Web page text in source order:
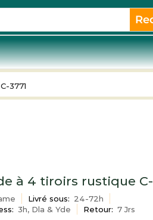
3771
à 4 tiroirs rustique C-
Livré sous: 24-72h
3h, Dla & Yde Retour: 7 Jrs